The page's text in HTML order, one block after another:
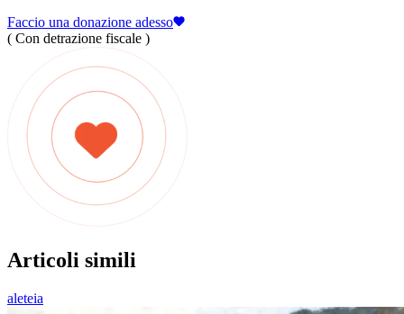
Faccio una donazione adesso
( Con detrazione fiscale )
Articoli simili
aleteia